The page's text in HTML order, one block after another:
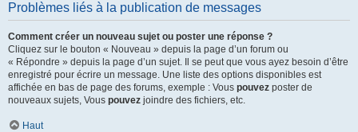
Problèmes liés à la publication de messages
Comment créer un nouveau sujet ou poster une réponse ?
Cliquez sur le bouton « Nouveau » depuis la page d’un forum ou
« Répondre » depuis la page d’un sujet. Il se peut que vous ayez besoin d’être
enregistré pour écrire un message. Une liste des options disponibles est
affichée en bas de page des forums, exemple : Vous pouvez poster de
nouveaux sujets, Vous pouvez joindre des fichiers, etc.
Haut